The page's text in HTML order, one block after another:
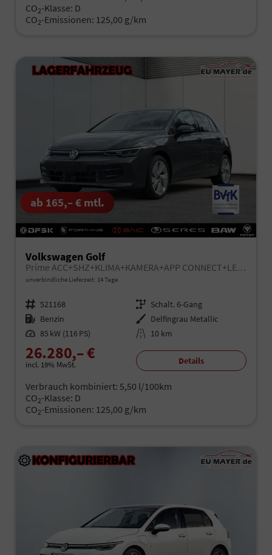
CO2-Klasse: D
CO2-Emissionen: 125,00 g/km
ab 165,– € mtl.
Volkswagen Golf
Prime ACC+SHZ+KLIMA+KAMERA+APP CONNECT+LED+17" ALU
unverbindliche Lieferzeit: 14 Tage
Fahrzeugnr. 521168 Getriebe Schalt. 6-Gang
Kraftstoff Benzin Außenfarbe Delfingrau Metallic
Leistung 85 kW (116 PS) Kilometerstand 10 km
26.280,– €
incl. 19% MwSt. Details
Verbrauch kombiniert: 5,50 l/100km
CO2-Klasse: D
CO2-Emissionen: 125,00 g/km